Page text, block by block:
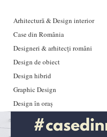
Arhitectură & Design interior
Case din România
Designeri & arhitecți români
Design de obiect
Design hibrid
Graphic Design
Design în oraș